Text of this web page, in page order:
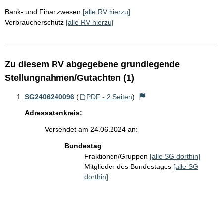
Bank- und Finanzwesen [alle RV hierzu]
Verbraucherschutz [alle RV hierzu]
Zu diesem RV abgegebene grundlegende
Stellungnahmen/Gutachten (1)
SG2406240096 ( PDF - 2 Seiten)
Adressatenkreis:
Versendet am 24.06.2024 an:
Bundestag
Fraktionen/Gruppen [alle SG dorthin]
Mitglieder des Bundestages [alle SG
dorthin]